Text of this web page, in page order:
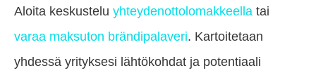
Aloita keskustelu yhteydenottolomakkeella tai
varaa maksuton brändipalaveri. Kartoitetaan
yhdessä yrityksesi lähtökohdat ja potentiaali